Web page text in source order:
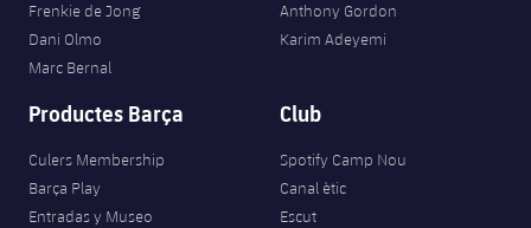
Frenkie de Jong
Dani Olmo
Marc Bernal
Anthony Gordon
Karim Adeyemi
Productes Barça
Culers Membership
Barça Play
Entradas y Museo
Club
Spotify Camp Nou
Canal ètic
Escut